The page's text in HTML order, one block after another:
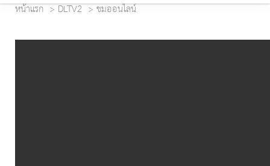
หน้าแรก DLTV2 ชมออนไลน์